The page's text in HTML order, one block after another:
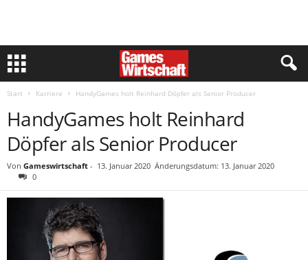
Start Karriere HandyGames holt Reinhard Döpfer als Senior Producer
HandyGames holt Reinhard
Döpfer als Senior Producer
Von Gameswirtschaft - 13. Januar 2020 Änderungsdatum: 13. Januar 2020
0